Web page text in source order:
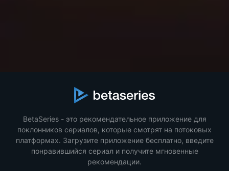
BetaSeries - это рекомендательное приложение для
поклонников сериалов, которые смотрят на потоковых
платформах. Загрузите приложение бесплатно, введите
понравившийся сериал и получите мгновенные
рекомендации.